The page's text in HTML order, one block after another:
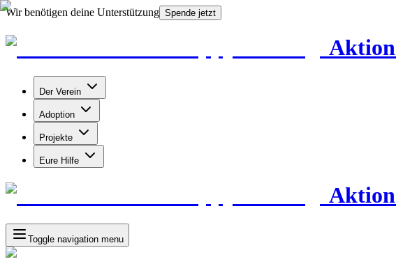
Wir benötigen deine Unterstützung Spende jetzt
Aktion
Der Verein
Adoption
Projekte
Eure Hilfe
Aktion
Toggle navigation menu